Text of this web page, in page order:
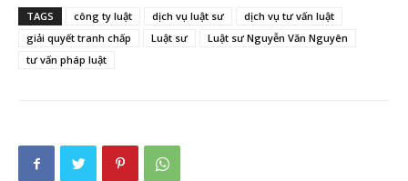
TAGS công ty luật dịch vụ luật sư
dịch vụ tư vấn luật
giải quyết tranh chấp
Luật sư
Luật sư Nguyễn Văn Nguyên
tư vấn pháp luật